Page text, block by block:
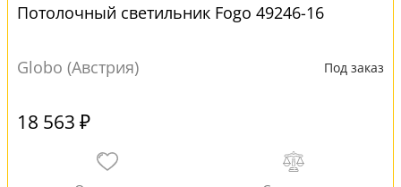
Потолочный светильник Fogo 49246-16
Globo (Австрия) Под заказ
18 563 ₽